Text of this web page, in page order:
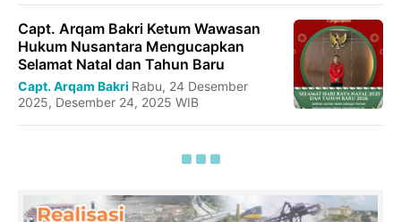
Capt. Arqam Bakri Ketum Wawasan
Hukum Nusantara Mengucapkan
Selamat Natal dan Tahun Baru
Capt. Arqam Bakri Rabu, 24 Desember
2025, Desember 24, 2025 WIB